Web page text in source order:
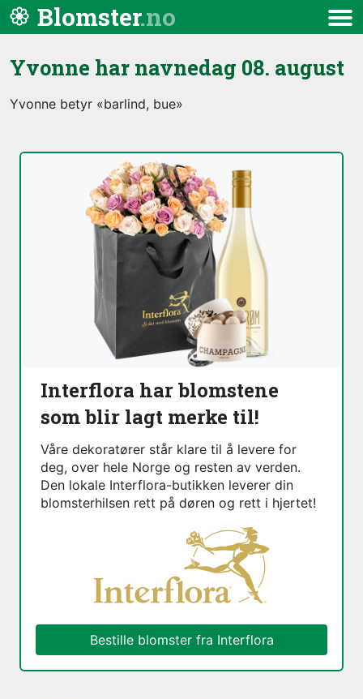
Hopp til innhold
Blomster
Meny
Yvonne har navnedag 08. august
Yvonne betyr «barlind, bue»
Interflora har blomstene
som blir lagt merke til!
Våre dekoratører står klare til å levere for
deg, over hele Norge og resten av verden.
Den lokale Interflora-butikken leverer din
blomsterhilsen rett på døren og rett i hjertet!
Bestille blomster fra Interflora